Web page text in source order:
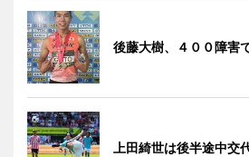
後藤大樹、４００障害
上田綺世は後半途中